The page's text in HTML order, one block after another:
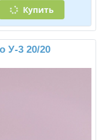
Купить
У-3 20/20